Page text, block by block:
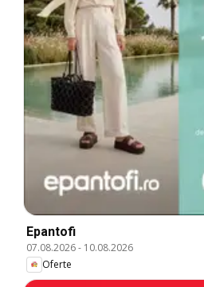
Epantofi
07.08.2026- 10.08.2026
Oferte